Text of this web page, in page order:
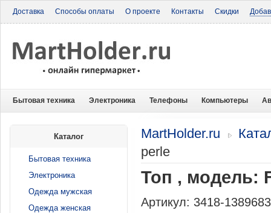
Доставка Способы оплаты О проекте Контакты Скидки
Бытовая техника Электроника Телефоны Компьютеры
MartHolder.ru
perle
Топ , модель:
Артикул: 3418-
Каталог
Бытовая техника
Электроника
Одежда мужская
Одежда женская